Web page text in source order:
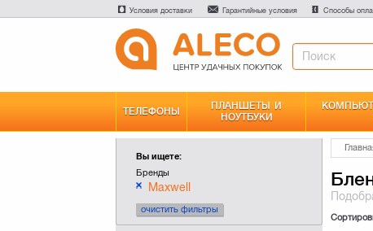
Условия доставки Гарантийные условия Способы
ТЕЛЕФОНЫ
ПЛАНШЕТЫ И
НОУТБУКИ
Вы ищете:
Бренды
Maxwell
очистить фильтры